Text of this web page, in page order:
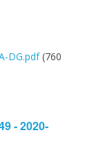
DG.pdf(760
- 2020-